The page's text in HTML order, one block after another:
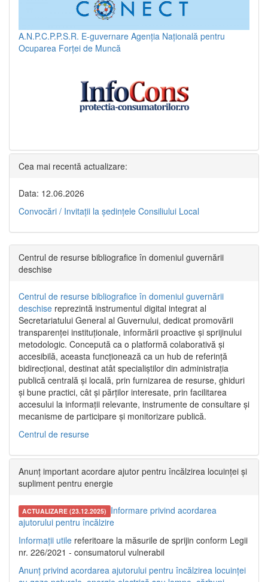
A.N.P.C.P.P.S.R. E-guvernare Agenția Națională pentru
Ocuparea Forței de Muncă
Cea mai recentă actualizare:
Data: 12.06.2026
Convocări / Invitaţii la şedinţele Consiliului Local
Centrul de resurse bibliografice în domeniul guvernării
deschise
Centrul de resurse bibliografice în domeniul guvernării
deschise reprezintă instrumentul digital integrat al
Secretariatului General al Guvernului, dedicat promovării
transparenței instituționale, informării proactive și sprijinului
metodologic. Concepută ca o platformă colaborativă și
accesibilă, aceasta funcționează ca un hub de referință
bidirecțional, destinat atât specialiștilor din administrația
publică centrală și locală, prin furnizarea de resurse, ghiduri
și bune practici, cât și părților interesate, prin facilitarea
accesului la informații relevante, instrumente de consultare și
mecanisme de participare și monitorizare publică.
Centrul de resurse
Anunț important acordare ajutor pentru încălzirea locuinței și
supliment pentru energie
ACTUALIZARE (23.12.2025) Informare privind acordarea
ajutorului pentru încălzire
Informații utile referitoare la măsurile de sprijin conform Legii
nr. 226/2021 - consumatorul vulnerabil
Anunț privind acordarea ajutorului pentru încălzirea locuinței